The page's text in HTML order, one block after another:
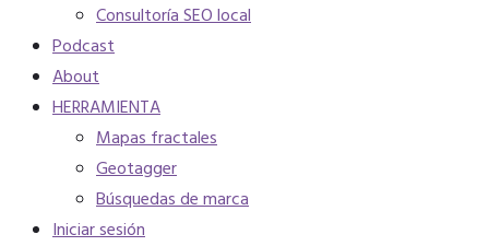
Consultoría SEO local
Podcast
About
HERRAMIENTA
Mapas fractales
Geotagger
Búsquedas de marca
Iniciar sesión